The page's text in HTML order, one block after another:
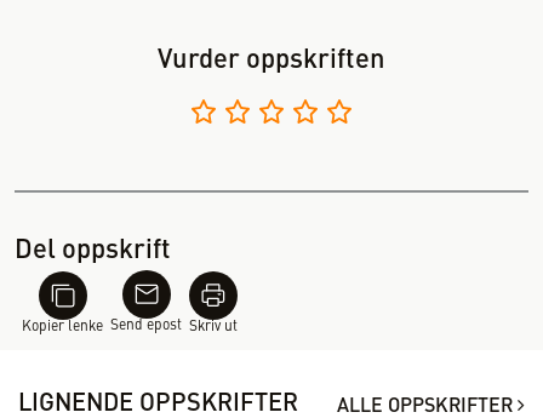
Vurder oppskriften
Del oppskrift
Kopier lenke Send epost Skriv ut
LIGNENDE OPPSKRIFTER ALLE OPPSKRIFTER